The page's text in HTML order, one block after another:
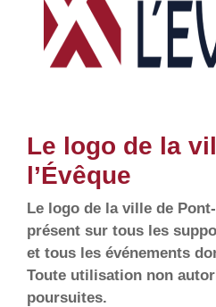
Le logo de la
l’Évêque
Le logo de la ville de
présent sur tous les
et tous les événements
Toute utilisation non
poursuites.